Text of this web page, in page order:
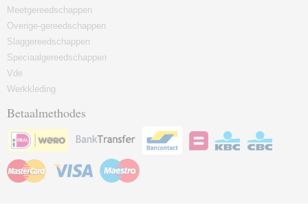
Meetgereedschappen
Overige-gereedschappen
Slaggereedschappen
Speciaalgereedschappen
Vde
Werkkleding
Betaalmethodes